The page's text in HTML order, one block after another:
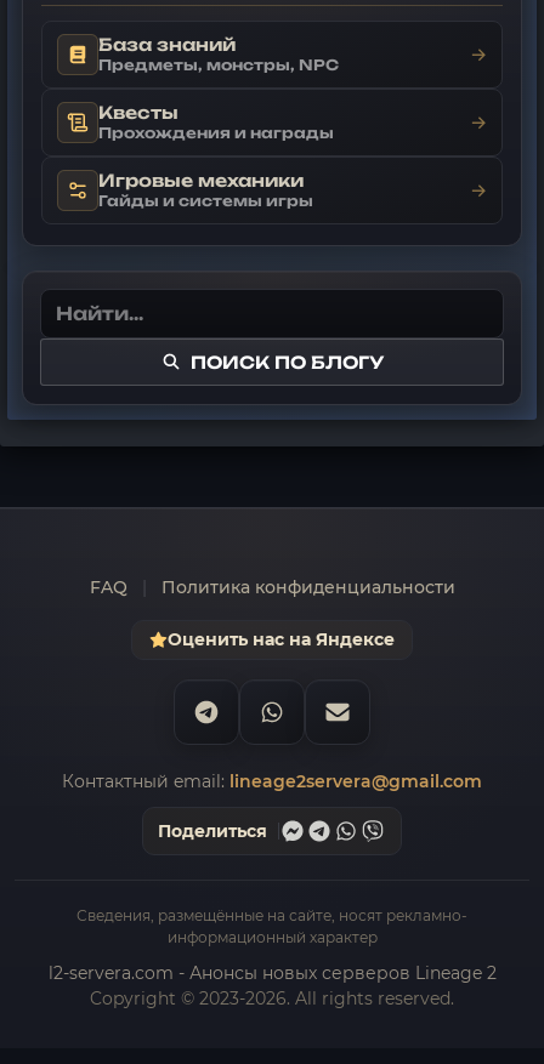
База знаний
Предметы, монстры, NPC →
Квесты
Прохождения и награды →
Игровые механики
Гайды и системы игры →
ПОИСК ПО БЛОГУ
FAQ Политика конфиденциальности
Оценить нас на Яндексе
Контактный email: lineage2servera@gmail.com
Поделиться
Сведения, размещённые на сайте, носят рекламно-
информационный характер
l2-servera.com - Анонсы новых серверов Lineage 2
Copyright © 2023-2026. All rights reserved.